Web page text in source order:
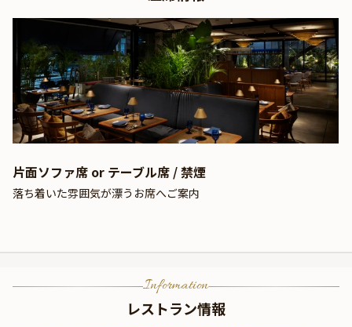
片面ソファ席 or テーブル席 / 禁煙
落ち着いた雰囲気が漂うお席へご案内
Information
レストラン情報